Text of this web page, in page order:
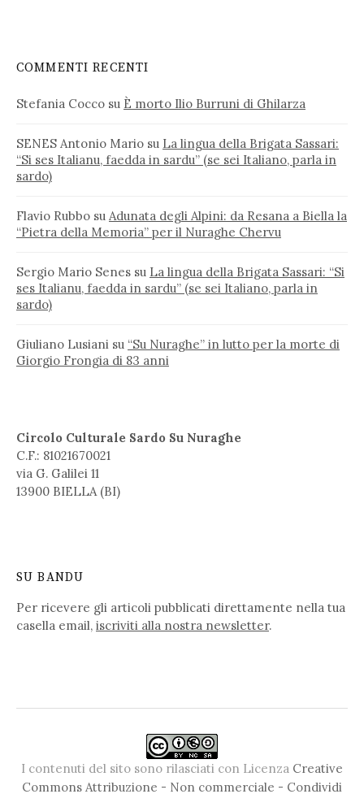
COMMENTI RECENTI
Stefania Cocco su È morto Ilio Burruni di Ghilarza
SENES Antonio Mario su La lingua della Brigata Sassari:
“Si ses Italianu, faedda in sardu” (se sei Italiano, parla in
sardo)
Flavio Rubbo su Adunata degli Alpini: da Resana a Biella la
“Pietra della Memoria” per il Nuraghe Chervu
Sergio Mario Senes su La lingua della Brigata Sassari: “Si
ses Italianu, faedda in sardu” (se sei Italiano, parla in
sardo)
Giuliano Lusiani su “Su Nuraghe” in lutto per la morte di
Giorgio Frongia di 83 anni
Circolo Culturale Sardo Su Nuraghe
C.F.: 81021670021
via G. Galilei 11
13900 BIELLA (BI)
SU BANDU
Per ricevere gli articoli pubblicati direttamente nella tua
casella email, iscriviti alla nostra newsletter.
I contenuti del sito sono rilasciati con Licenza Creative
Commons Attribuzione - Non commerciale - Condividi